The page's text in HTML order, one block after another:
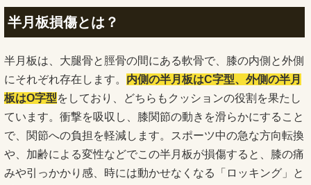
半月板損傷とは？
半月板は、大腿骨と脛骨の間にある軟骨で、膝の内側と外側
にそれぞれ存在します。 内側の半月板はC字型、外側の半月
板はO字型をしており、どちらもクッションの役割を果たし
ています。衝撃を吸収し、膝関節の動きを滑らかにすること
で、関節への負担を軽減します。スポーツ中の急な方向転換
や、加齢による変性などでこの半月板が損傷すると、膝の痛
みや引っかかり感、時には動かせなくなる「ロッキング」と